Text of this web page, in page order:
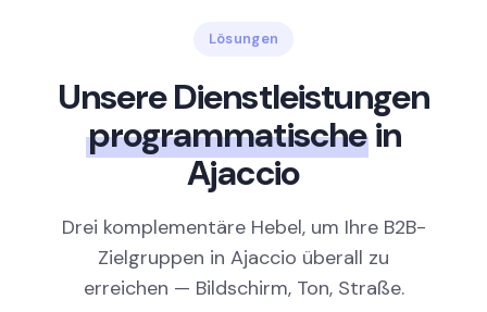
Lösungen
Unsere Dienstleistungen
programmatischein
Ajaccio
Drei komplementäre Hebel, um Ihre B2B-
Zielgruppen in Ajaccio überall zu
erreichen — Bildschirm, Ton, Straße.